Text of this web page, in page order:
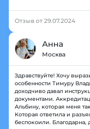
Отзыв от 29.07.2024
Анна
Москва
Здравствуйте! Хочу
особенности Тимуру
доходчиво давал
документами.
Альбину, которая меня
Которая ответила и
беспокоили. Благодарна,